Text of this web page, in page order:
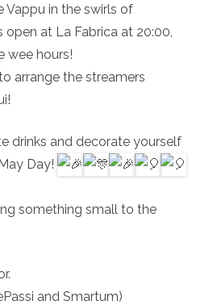
in the swirls of
at La Fabrica at 20:00,
wee hours!
arrange the streamers
drinks and decorate yourself
Day!
something small to the
and Smartum)